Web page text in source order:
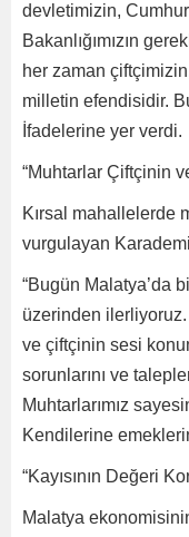
devletimizin,
Bakanlığımızın
her zaman
milletin efendisidir.
İfadelerine yer verdi.
“Muhtarlar Çiftçinin
Kırsal mahallelerde
vurgulayan
“Bugün Malatya’da
üzerinden ilerliyoruz.
ve çiftçinin sesi
sorunlarını ve
Muhtarlarımız
Kendilerine
“Kayısının Değeri
Malatya